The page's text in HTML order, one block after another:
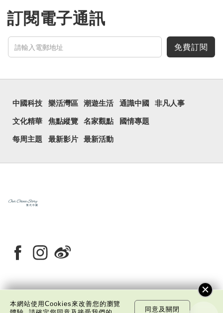
訂閱電子通訊
免費訂閱
中國科技 樂活灣區 潮遊生活 通識中國 非凡人事
文化精華 焦點縱覽 名家觀點 國情專題
每周主題 最新影片 最新活動
私隱政策聲明 免責聲明
本網站使用Cookies來改善您的瀏覽
同意及關閉